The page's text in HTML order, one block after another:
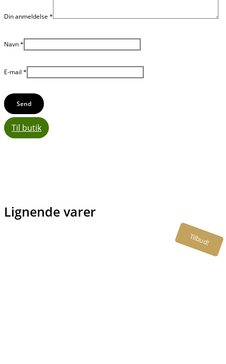
Din anmeldelse *
Navn*
E-mail *
Til butik
Lignende varer
Tilbud!